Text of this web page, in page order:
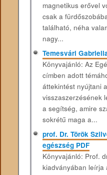
magnetikus erővel
csak a
található, néha
nagy...
Temesvári
Könyvajánló: Az
címben adott
áttekintést nyújtani
visszaszerzésének
a segítség, amire
sokrétű maga a...
prof. Dr. Török
egészség PDF
Könyvajánló: Prof.
kiadványában leírja